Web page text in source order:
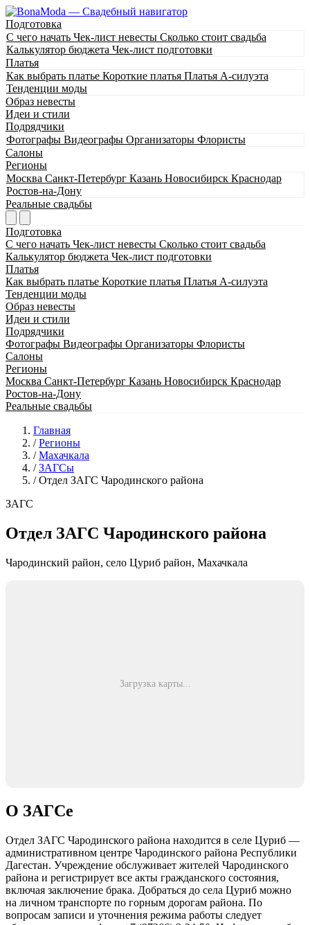
Подготовка
С чего начать Чек-лист невесты Сколько стоит свадьба
Калькулятор бюджета Чек-лист подготовки
Платья
Как выбрать платье Короткие платья Платья А-силуэта
Тенденции моды
Образ невесты
Идеи и стили
Подрядчики
Фотографы Видеографы Организаторы Флористы
Салоны
Регионы
Москва Санкт-Петербург Казань Новосибирск Краснодар
Ростов-на-Дону
Реальные свадьбы
Подготовка
С чего начать Чек-лист невесты Сколько стоит свадьба
Калькулятор бюджета Чек-лист подготовки
Платья
Как выбрать платье Короткие платья Платья А-силуэта
Тенденции моды
Образ невесты
Идеи и стили
Подрядчики
Фотографы Видеографы Организаторы Флористы
Салоны
Регионы
Москва Санкт-Петербург Казань Новосибирск Краснодар
Ростов-на-Дону
Реальные свадьбы
Главная
/ Регионы
/ Махачкала
/ ЗАГСы
/ Отдел ЗАГС Чародинского района
ЗАГС
Отдел ЗАГС Чародинского района
Чародинский район, село Цуриб район, Махачкала
Загрузка карты...
О ЗАГСе
Отдел ЗАГС Чародинского района находится в селе Цуриб —
административном центре Чародинского района Республики
Дагестан. Учреждение обслуживает жителей Чародинского
района и регистрирует все акты гражданского состояния,
включая заключение брака. Добраться до села Цуриб можно
на личном транспорте по горным дорогам района. По
вопросам записи и уточнения режима работы следует